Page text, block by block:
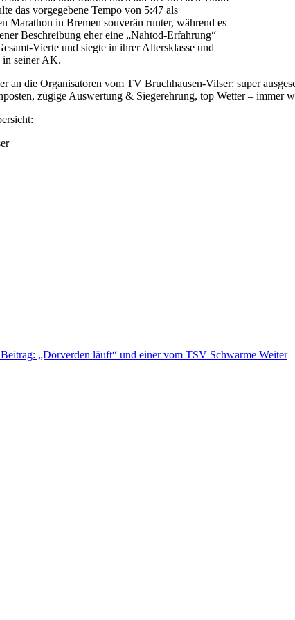
das vorgegebene Tempo von 5:47 als
Marathon in Bremen souverän runter, während es
Beschreibung eher eine „Nahtod-Erfahrung“
Vierte und siegte in ihrer Altersklasse und
in seiner AK.
an die Organisatoren vom TV Bruchhausen-Vilser: super
zügige Auswertung & Siegerehrung, top Wetter – immer
„Dörverden läuft“ und einer vom TSV Schwarme Weiter